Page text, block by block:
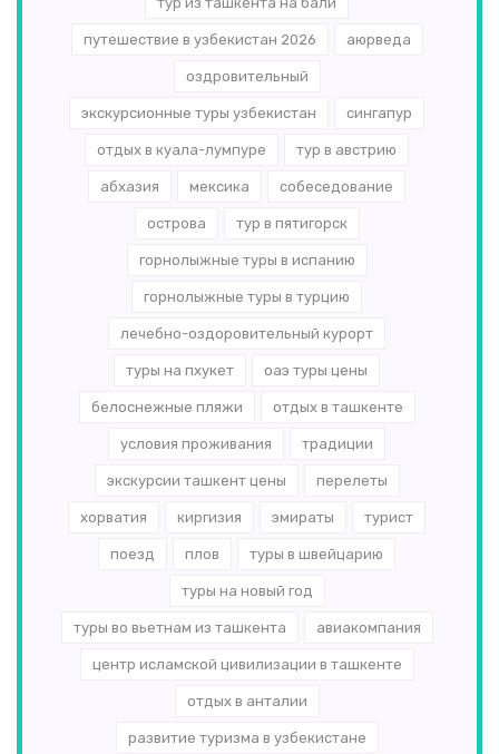
путешествие в узбекистан 2026 аюрведа
оздровительный
экскурсионные туры узбекистан сингапур
отдых в куала-лумпуре тур в австрию
абхазия мексика собеседование
острова тур в пятигорск
горнолыжные туры в испанию
горнолыжные туры в турцию
лечебно-оздоровительный курорт
туры на пхукет оаэ туры цены
белоснежные пляжи отдых в ташкенте
условия проживания традиции
экскурсии ташкент цены перелеты
хорватия киргизия эмираты турист
поезд плов туры в швейцарию
туры на новый год
туры во вьетнам из ташкента авиакомпания
центр исламской цивилизации в ташкенте
отдых в анталии
развитие туризма в узбекистане